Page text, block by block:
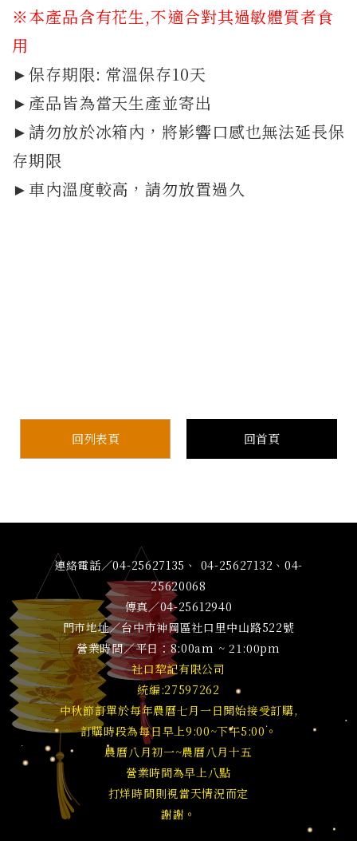
※本產品含有花生,不適合對其過敏體質者食
用
►保存期限: 常溫保存10天
►產品皆為當天生產並寄出
►請勿放於冰箱內，將影響口感也無法延長保
存期限
►車內溫度較高，請勿放置過久
回列表頁 回首頁
連絡電話／04-25627135、 04-25627132、04-
25620068
傳真／04-25612940
門市地址／台中市神岡區社口里中山路522號
營業時間／平日：8:00am ~ 21:00pm
社口犂記有限公司
統編:27597262
中秋節訂單於每年農曆七月一日開始接受訂購,
訂購時段為每日早上9:00~下午5:00。
農曆八月初一~農曆八月十五
營業時間為早上八點
打烊時間則視當天情況而定
謝謝。